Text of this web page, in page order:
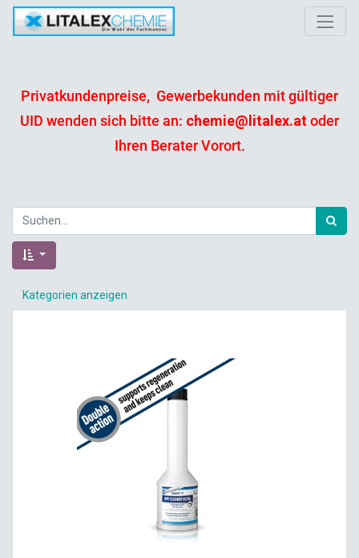
Privatkundenpreise, Gewerbekunden mit gültiger
UID wenden sich bitte an: chemie@litalex.atoder
Ihren Berater Vorort.
Kategorien anzeigen